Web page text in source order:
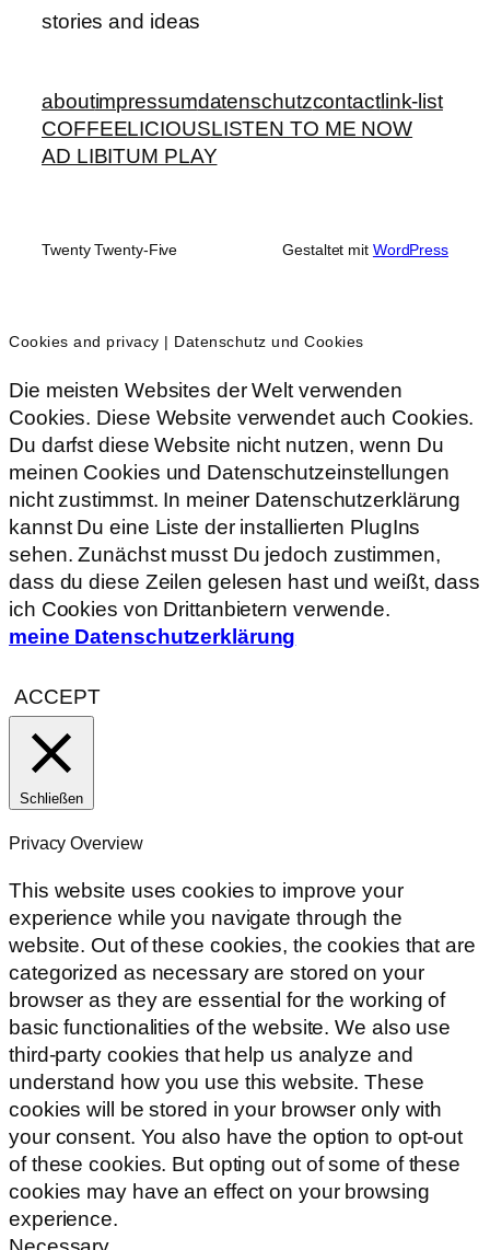
stories and ideas
aboutimpressumdatenschutzcontactlink-list
COFFEELICIOUSLISTEN TO ME NOW
AD LIBITUM PLAY
Twenty Twenty-Five Gestaltet mit WordPress
Cookies and privacy | Datenschutz und Cookies
Die meisten Websites der Welt verwenden
Cookies. Diese Website verwendet auch Cookies.
Du darfst diese Website nicht nutzen, wenn Du
meinen Cookies und Datenschutzeinstellungen
nicht zustimmst. In meiner Datenschutzerklärung
kannst Du eine Liste der installierten PlugIns
sehen. Zunächst musst Du jedoch zustimmen,
dass du diese Zeilen gelesen hast und weißt, dass
ich Cookies von Drittanbietern verwende.
meine Datenschutzerklärung
ACCEPT
Schließen
Privacy Overview
This website uses cookies to improve your
experience while you navigate through the
website. Out of these cookies, the cookies that are
categorized as necessary are stored on your
browser as they are essential for the working of
basic functionalities of the website. We also use
third-party cookies that help us analyze and
understand how you use this website. These
cookies will be stored in your browser only with
your consent. You also have the option to opt-out
of these cookies. But opting out of some of these
cookies may have an effect on your browsing
experience.